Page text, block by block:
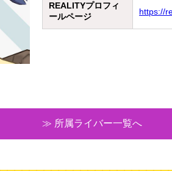
REALITYプロフィ
ールページ
https://
≫ 所属ライバー一覧へ